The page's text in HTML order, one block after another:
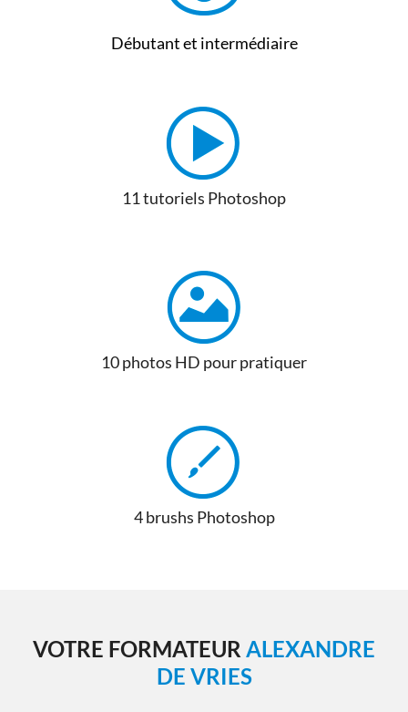
Débutant et intermédiaire
11 tutoriels Photoshop
10 photos HD pour pratiquer
4 brushs Photoshop
VOTRE FORMATEUR ALEXANDRE
DE VRIES